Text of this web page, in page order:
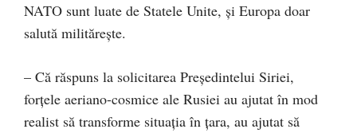
NATO sunt luate de Statele Unite, şi Europa doar
salută milităreşte.
– Că răspuns la solicitarea Preşedintelui Siriei,
forţele aeriano-cosmice ale Rusiei au ajutat în mod
realist să transforme situaţia în ţara, au ajutat să